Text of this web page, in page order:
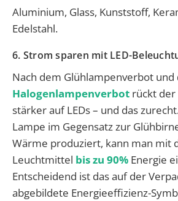
Aluminium, Glass, Kunststoff,
Edelstahl.
6. Strom sparen mit LED-
Nach dem Glühlampenverbot und
Halogenlampenverbot rückt
stärker auf LEDs – und das
Lampe im Gegensatz zur
Wärme produziert, kann man mit
Leuchtmittel bis zu 90% Energie
Entscheidend ist das auf der
abgebildete Energieeffizienz-